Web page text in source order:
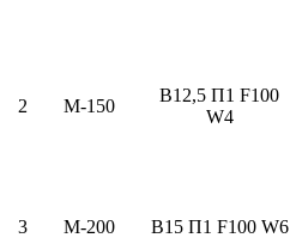
2 М-150
В12,5 П1 F100
W4
3 М-200 В15 П1 F100 W6